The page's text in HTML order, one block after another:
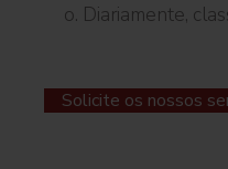
o. Diariamente,
Solicite os nossos